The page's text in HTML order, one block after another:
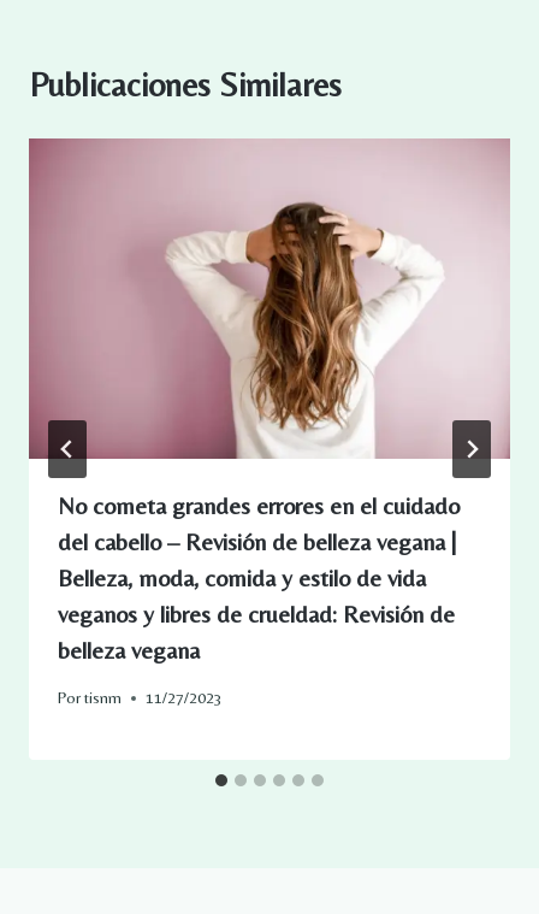
Publicaciones Similares
No cometa grandes errores en el cuidado
del cabello – Revisión de belleza vegana |
Belleza, moda, comida y estilo de vida
veganos y libres de crueldad: Revisión de
belleza vegana
Portisnm 11/27/2023